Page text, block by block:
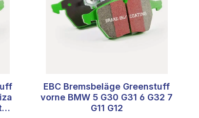
EBC Bremsbeläge Greenstuff
vorne BMW 5 G30 G31 6 G32 7
G11 G12